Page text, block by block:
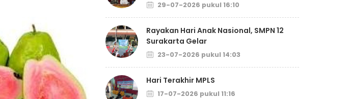
29-07-2026 pukul 16:10
Rayakan Hari Anak Nasional, SMPN 12
Surakarta Gelar
23-07-2026 pukul 14:03
Hari Terakhir MPLS
17-07-2026 pukul 11:16